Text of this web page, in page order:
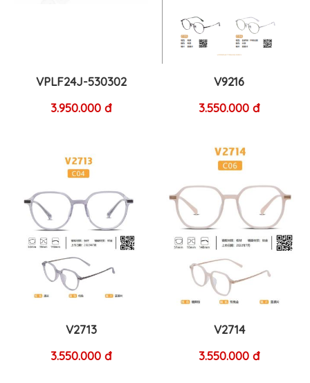
VPLF24J-530302
3.950.000 đ
V9216
3.550.000 đ
V2713
3.550.000 đ
V2714
3.550.000 đ